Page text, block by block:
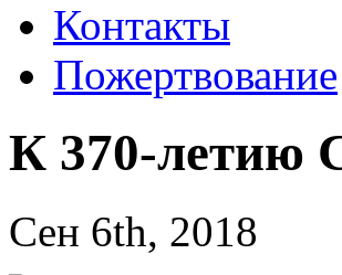
Контакты
Пожертвование
К 370-летию
Сен 6th, 2018